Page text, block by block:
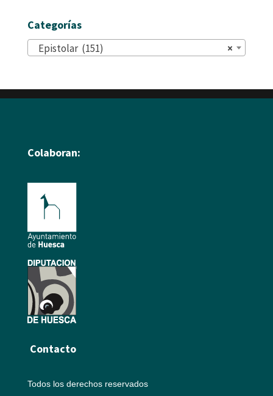
Categorías
×
Epistolar (151)
Colaboran:
Contacto
Todos los derechos reservados